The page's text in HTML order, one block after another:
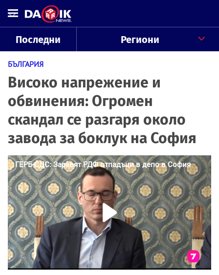
Последни Региони
БЪЛГАРИЯ
Високо напрежение и
обвинения: Огромен
скандал се разгаря около
завода за боклук на София